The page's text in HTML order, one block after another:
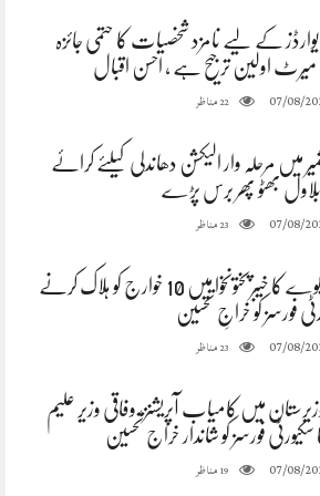
کے لیے نامزد شخصیات کا حتمی جائزہ
میرٹ اولین ترجیح ہے ، احسن اقبال
07/08/
22مناظر
میں مرحلہ وار الیکشن دھاندلی کیلئے کرائے
بلاول بھٹو پھر برس پڑے
07/08/
23مناظر
وزیر ریلوے کا خیبرپختونخوا میں 10 خوارج کو ہلاک کرنے
فورسز کو خراجِ تحسین
07/08/
23مناظر
میں کامیاب آپریشنز، وفاقی وزیر علیم
فورسز کو شاندار خراج تحسین
07/08/
19مناظر